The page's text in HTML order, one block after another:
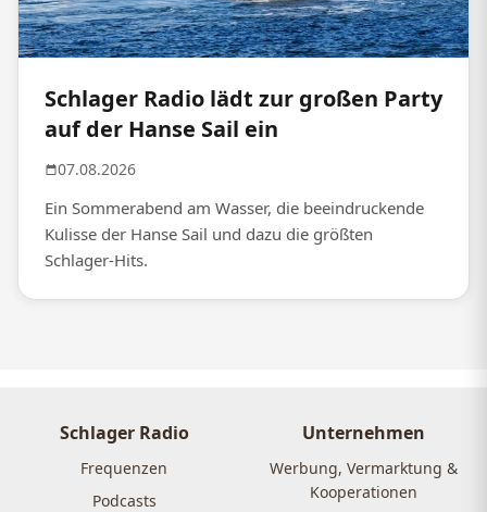
Schlager Radio lädt zur großen Party
auf der Hanse Sail ein
07.08.2026
Ein Sommerabend am Wasser, die beeindruckende
Kulisse der Hanse Sail und dazu die größten
Schlager-Hits.
Schlager Radio
Frequenzen
Podcasts
Unternehmen
Werbung, Vermarktung &
Kooperationen